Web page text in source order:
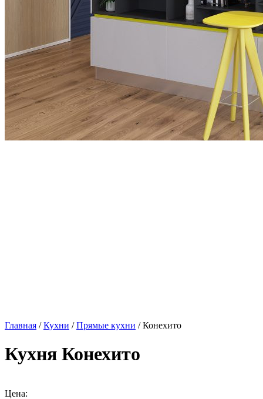
Главная /Кухни /Прямые кухни / Конехито
Кухня Конехито
Цена: